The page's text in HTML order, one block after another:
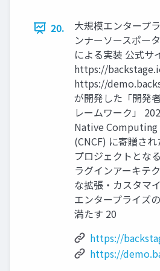
20.
大規模エンタープ
ンナーソースポー
による実装 公式サ
https://
https://
が開発した「開発
レームワーク」
Native
(CNCF) に寄贈さ
プロジェクトとな
ラグインアーキテ
な拡張・カスタマ
エンタープライズ
満たす 20
https://
https://